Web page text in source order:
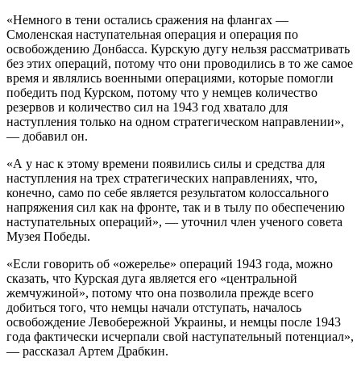
«Немного в тени остались сражения на флангах —
Смоленская наступательная операция и операция по
освобождению Донбасса. Курскую дугу нельзя рассматривать
без этих операций, потому что они проводились в то же самое
время и являлись военными операциями, которые помогли
победить под Курском, потому что у немцев количество
резервов и количество сил на 1943 год хватало для
наступления только на одном стратегическом направлении»,
— добавил он.
«А у нас к этому времени появились силы и средства для
наступления на трех стратегических направлениях, что,
конечно, само по себе является результатом колоссального
напряжения сил как на фронте, так и в тылу по обеспечению
наступательных операций», — уточнил член ученого совета
Музея Победы.
«Если говорить об «ожерелье» операций 1943 года, можно
сказать, что Курская дуга является его «центральной
жемчужиной», потому что она позволила прежде всего
добиться того, что немцы начали отступать, началось
освобождение Левобережной Украины, и немцы после 1943
года фактически исчерпали свой наступательный потенциал»,
— рассказал Артем Драбкин.